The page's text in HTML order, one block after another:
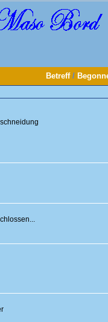
Betreff/